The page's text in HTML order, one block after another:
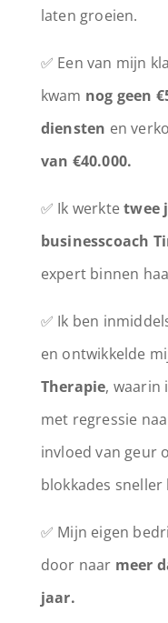
laten groeien.
✅ Een van mijn
kwam nog geen
diensten en
van €40.000.
✅ Ik werktetwee
businesscoach
expert binnen
✅ Ik ben
en ontwikkelde
Therapie, waarin
met regressie
invloed van geur
blokkades sneller
✅ Mijn eigen
door naar meer
jaar.